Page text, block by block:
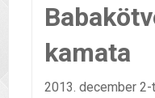
kamata
2013. december